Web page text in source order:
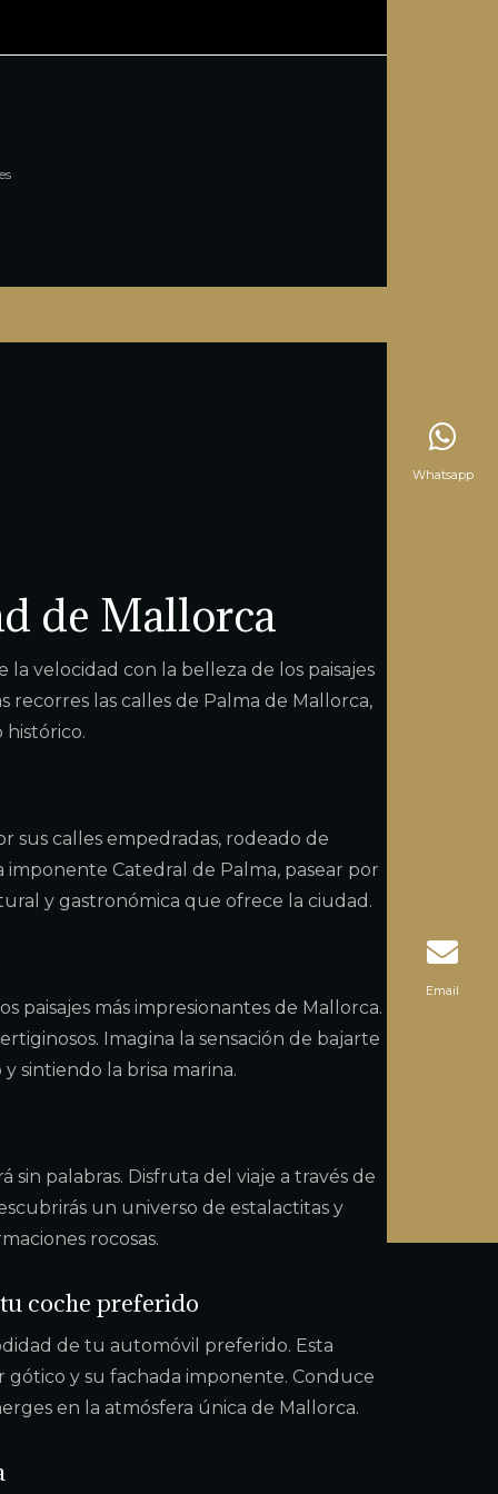
de Mallorca
velocidad con la belleza de los paisajes
recorres las calles de Palma de Mallorca,
sus calles empedradas, rodeado de
imponente Catedral de Palma, pasear por
y gastronómica que ofrece la ciudad.
más impresionantes de Mallorca.
Imagina la sensación de bajarte
sintiendo la brisa marina.
palabras. Disfruta del viaje a través de
un universo de estalactitas y
rocosas.
coche preferido
de tu automóvil preferido. Esta
y su fachada imponente. Conduce
en la atmósfera única de Mallorca.
Whatsapp
Email